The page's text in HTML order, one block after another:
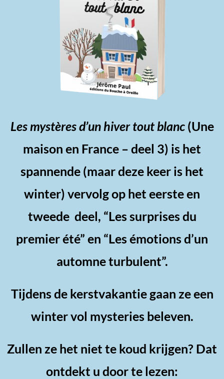
Les mystères d’un hiver tout blanc(Une
maison en France – deel 3) is het
spannende (maar deze keer is het
winter) vervolg op het eerste en
tweede deel, “Les surprises du
premier été” en “Les émotions d’un
automne turbulent”.
Tijdens de kerstvakantie gaan ze een
winter vol mysteries beleven.
Zullen ze het niet te koud krijgen? Dat
ontdekt u door te lezen: